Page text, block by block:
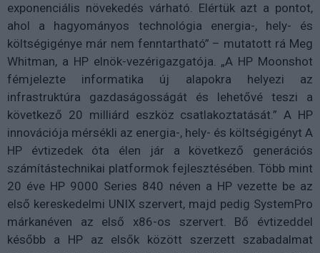
exponenciális növekedés várható. Elértük azt a pontot,
ahol a hagyományos technológia energia-, hely- és
költségigénye már nem fenntartható” – mutatott rá Meg
Whitman, a HP elnök-vezérigazgatója. „A HP Moonshot
fémjelezte informatika új alapokra helyezi az
infrastruktúra gazdaságosságát és lehetővé teszi a
következő 20 milliárd eszköz csatlakoztatását.” A HP
innovációja mérsékli az energia-, hely- és költségigényt A
HP évtizedek óta élen jár a következő generációs
számítástechnikai platformok fejlesztésében. Több mint
20 éve HP 9000 Series 840 néven a HP vezette be az
első kereskedelmi UNIX szervert, majd pedig SystemPro
márkanéven az első x86-os szervert. Bő évtizeddel
később a HP az elsők között szerzett szabadalmat